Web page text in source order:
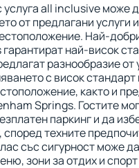
услуга all inclusive може
от предлагани услуги и
Най-
най-висок
разнообразие от
с висок стандарт
както и
Springs. Гостите
паркинг и да
според техните
със сигурност може
зони за отдих и спорт